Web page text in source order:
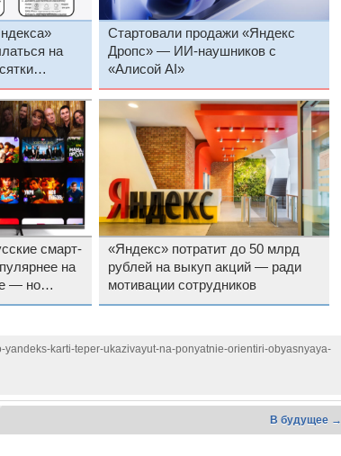
на
Стартовали продажи «Яндекс
Дропс» — ИИ-наушников с
«Алисой AI»
смарт-
на
— но
бренды
«Яндекс» потратит до 50 млрд
рублей на выкуп акций — ради
мотивации сотрудников
karti-teper-ukazivayut-na-ponyatnie-orientiri-obyasnyaya-
В будущее →